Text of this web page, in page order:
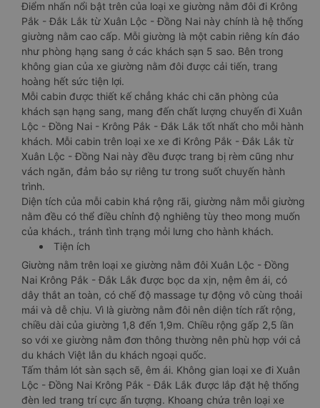
Điểm nhấn nổi bật trên của loại xe giường nằm đôi đi Krông
Pắk - Đắk Lắk từ Xuân Lộc - Đồng Nai này chính là hệ thống
giường nằm cao cấp. Mỗi giường là một cabin riêng kín đáo
như phòng hạng sang ở các khách sạn 5 sao. Bên trong
không gian của xe giường nằm đôi được cải tiến, trang
hoàng hết sức tiện lợi.
Mỗi cabin được thiết kế chẳng khác chi căn phòng của
khách sạn hạng sang, mang đến chất lượng chuyến đi Xuân
Lộc - Đồng Nai - Krông Pắk - Đắk Lắk tốt nhất cho mỗi hành
khách. Mỗi cabin trên loại xe xe đi Krông Pắk - Đắk Lắk từ
Xuân Lộc - Đồng Nai này đều được trang bị rèm cũng như
vách ngăn, đảm bảo sự riêng tư trong suốt chuyến hành
trình.
Diện tích của mỗi cabin khá rộng rãi, giường nằm mỗi giường
nằm đều có thể điều chỉnh độ nghiêng tùy theo mong muốn
của khách., tránh tình trạng mỏi lưng cho hành khách.
Tiện ích
Giường nằm trên loại xe giường nằm đôi Xuân Lộc - Đồng
Nai Krông Pắk - Đắk Lắk được bọc da xịn, nệm êm ái, có
dây thắt an toàn, có chế độ massage tự động vô cùng thoải
mái và dễ chịu. Vì là giường nằm đôi nên diện tích rất rộng,
chiều dài của giường 1,8 đến 1,9m. Chiều rộng gấp 2,5 lần
so với xe giường nằm đơn thông thường nên phù hợp với cả
du khách Việt lẫn du khách ngoại quốc.
Tấm thảm lót sàn sạch sẽ, êm ái. Không gian loại xe đi Xuân
Lộc - Đồng Nai Krông Pắk - Đắk Lắk được lắp đặt hệ thống
đèn led trang trí cực ấn tượng. Khoang chứa trên loại xe